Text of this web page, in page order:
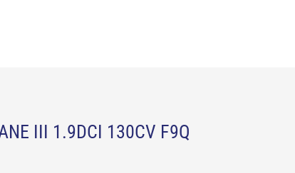
III 1.9DCI 130CV F9Q